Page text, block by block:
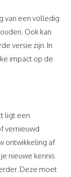
van een volledig
Ook kan
versie zijn. In
impact op de
ligt een
vernieuwd
ontwikkeling af
nieuwe kennis
Deze moet